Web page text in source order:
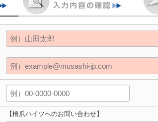
【橋爪ハイツへのお問い合わせ】